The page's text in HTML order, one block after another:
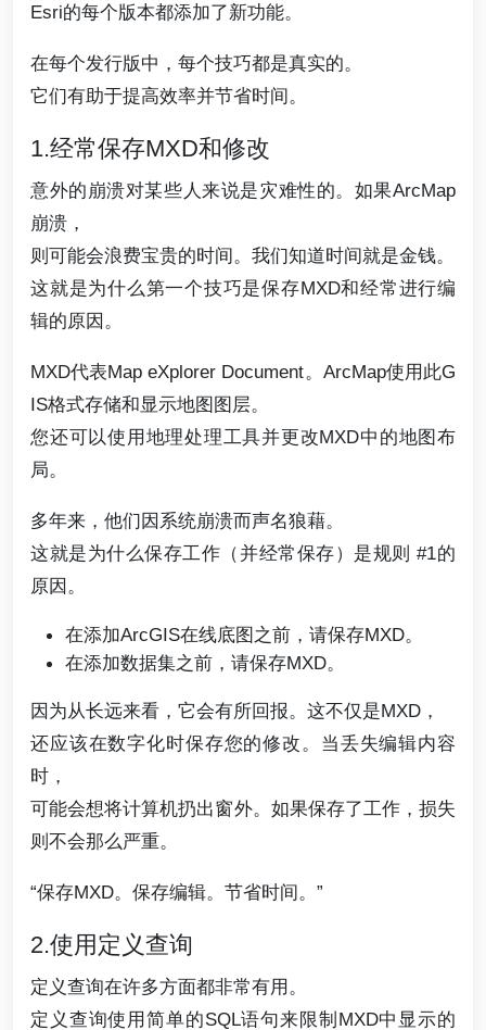
Esri的每个版本都添加了新功能。
在每个发行版中，每个技巧都是真实的。
它们有助于提高效率并节省时间。
1.经常保存MXD和修改
意外的崩溃对某些人来说是灾难性的。如果ArcMap
崩溃，
则可能会浪费宝贵的时间。我们知道时间就是金钱。
这就是为什么第一个技巧是保存MXD和经常进行编
辑的原因。
MXD代表Map eXplorer Document。ArcMap使用此G
IS格式存储和显示地图图层。
您还可以使用地理处理工具并更改MXD中的地图布
局。
多年来，他们因系统崩溃而声名狼藉。
这就是为什么保存工作（并经常保存）是规则 #1的
原因。
在添加ArcGIS在线底图之前，请保存MXD。
在添加数据集之前，请保存MXD。
因为从长远来看，它会有所回报。这不仅是MXD，
还应该在数字化时保存您的修改。当丢失编辑内容
时，
可能会想将计算机扔出窗外。如果保存了工作，损失
则不会那么严重。
“保存MXD。保存编辑。节省时间。”
2.使用定义查询
定义查询在许多方面都非常有用。
定义查询使用简单的SQL语句来限制MXD中显示的